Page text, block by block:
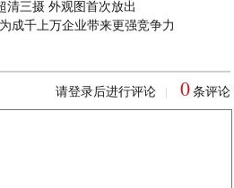
清三摄 外观图首次放出
成千上万企业带来更强竞争力
请登录后进行评论 0 条评论